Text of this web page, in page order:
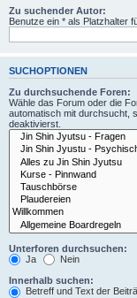
Zu suchender Autor:
Benutze ein * als Platzhalter
SUCHOPTIONEN
Zu durchsuchende Foren:
Wähle das Forum oder die
automatisch mit durchsucht,
deaktivierst.
Unterforen durchsuchen:
Ja
Nein
Innerhalb suchen:
Betreff und Text der